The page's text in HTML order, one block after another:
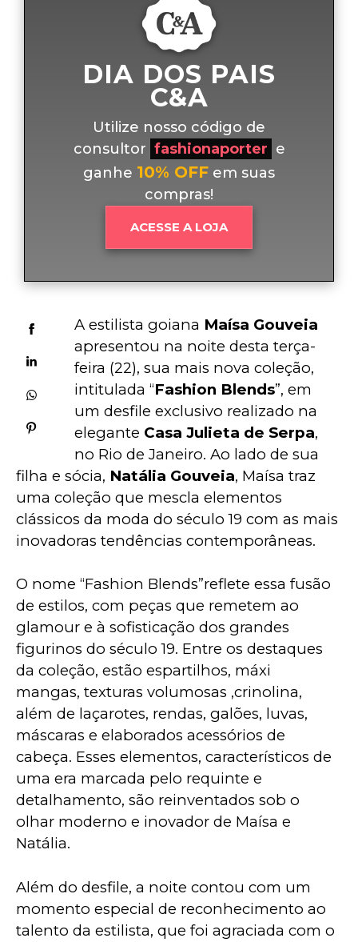
DIA DOS PAIS
C&A
Utilize nosso código de
consultor fashionaporter e
ganhe 10% OFF em suas
compras!
ACESSE A LOJA
A estilista goiana Maísa Gouveia
apresentou na noite desta terça-
feira (22), sua mais nova coleção,
intitulada “Fashion Blends”, em
um desfile exclusivo realizado na
elegante Casa Julieta de Serpa,
no Rio de Janeiro. Ao lado de sua
filha e sócia, Natália Gouveia, Maísa traz
uma coleção que mescla elementos
clássicos da moda do século 19 com as mais
inovadoras tendências contemporâneas.
O nome “Fashion Blends”reflete essa fusão
de estilos, com peças que remetem ao
glamour e à sofisticação dos grandes
figurinos do século 19. Entre os destaques
da coleção, estão espartilhos, máxi
mangas, texturas volumosas ,crinolina,
além de laçarotes, rendas, galões, luvas,
máscaras e elaborados acessórios de
cabeça. Esses elementos, característicos de
uma era marcada pelo requinte e
detalhamento, são reinventados sob o
olhar moderno e inovador de Maísa e
Natália.
Além do desfile, a noite contou com um
momento especial de reconhecimento ao
talento da estilista, que foi agraciada com o